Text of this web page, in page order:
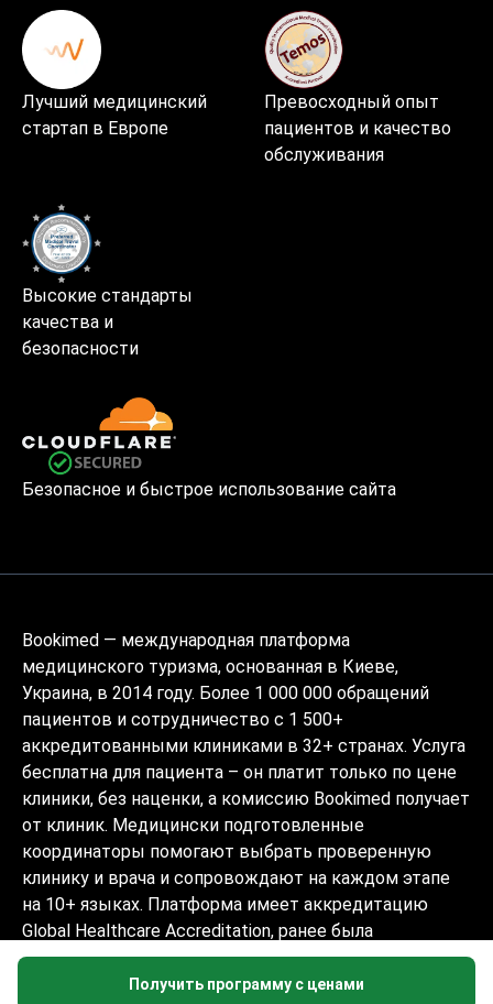
Получить программу с ценами
Лучший медицинский
стартап в Европе
Превосходный опыт
пациентов и качество
обслуживания
Высокие стандарты
качества и
безопасности
Безопасное и быстрое использование сайта
Bookimed — международная платформа
медицинского туризма, основанная в Киеве,
Украина, в 2014 году. Более 1 000 000 обращений
пациентов и сотрудничество с 1 500+
аккредитованными клиниками в 32+ странах. Услуга
бесплатна для пациента – он платит только по цене
клиники, без наценки, а комиссию Bookimed получает
от клиник. Медицински подготовленные
координаторы помогают выбрать проверенную
клинику и врача и сопровождают на каждом этапе
на 10+ языках. Платформа имеет аккредитацию
Global Healthcare Accreditation, ранее была
сертифицирована Temos (2024–2025). Рейтинг 4.6 на
Trustpilot и 4.4 на Google Reviews.